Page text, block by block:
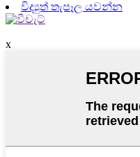
විද්‍යුත් තැපෑල යවන්න
x